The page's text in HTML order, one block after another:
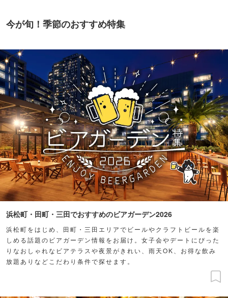
今が旬！季節のおすすめ特集
浜松町・田町・三田でおすすめのビアガーデン2026
浜松町をはじめ、田町・三田エリアでビールやクラフトビールを楽
しめる話題のビアガーデン情報をお届け。女子会やデートにぴった
りなおしゃれなビアテラスや夜景がきれい、雨天OK、お得な飲み
放題ありなどこだわり条件で探せます。